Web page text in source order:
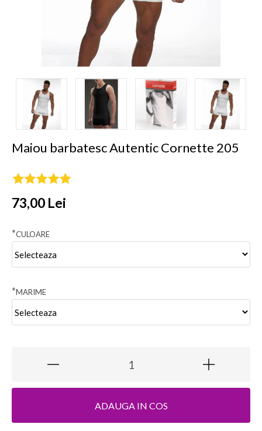
Maiou barbatesc Autentic Cornette 205
73,00 Lei
*CULOARE
*MARIME
ADAUGA IN COS